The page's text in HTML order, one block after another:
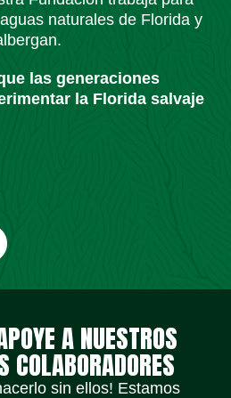
naturales de Florida y
las generaciones
la Florida salvaje
A NUESTROS
COLABORADORES
sin ellos! Estamos
sociales
Iconos de redes socialesIconos de redes socialesIconos de redes socialesIconos de redes sociales